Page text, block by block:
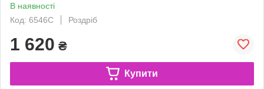
В наявності
Код: 6546С
Роздріб
1 620 ₴
Купити